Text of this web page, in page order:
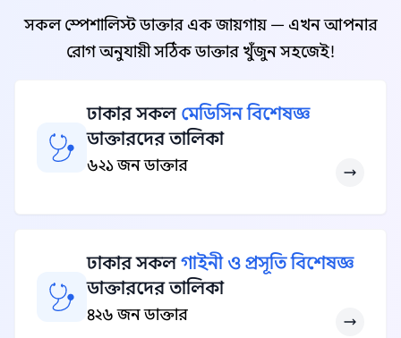
সকল স্পেশালিস্ট ডাক্তার এক জায়গায় — এখন আপনার
রোগ অনুযায়ী সঠিক ডাক্তার খুঁজুন সহজেই!
ঢাকার সকল মেডিসিন বিশেষজ্ঞ
ডাক্তারদের তালিকা
৬২১ জন ডাক্তার
ঢাকার সকলগাইনী ও প্রসূতি বিশেষজ্ঞ
ডাক্তারদের তালিকা
৪২৬ জন ডাক্তার